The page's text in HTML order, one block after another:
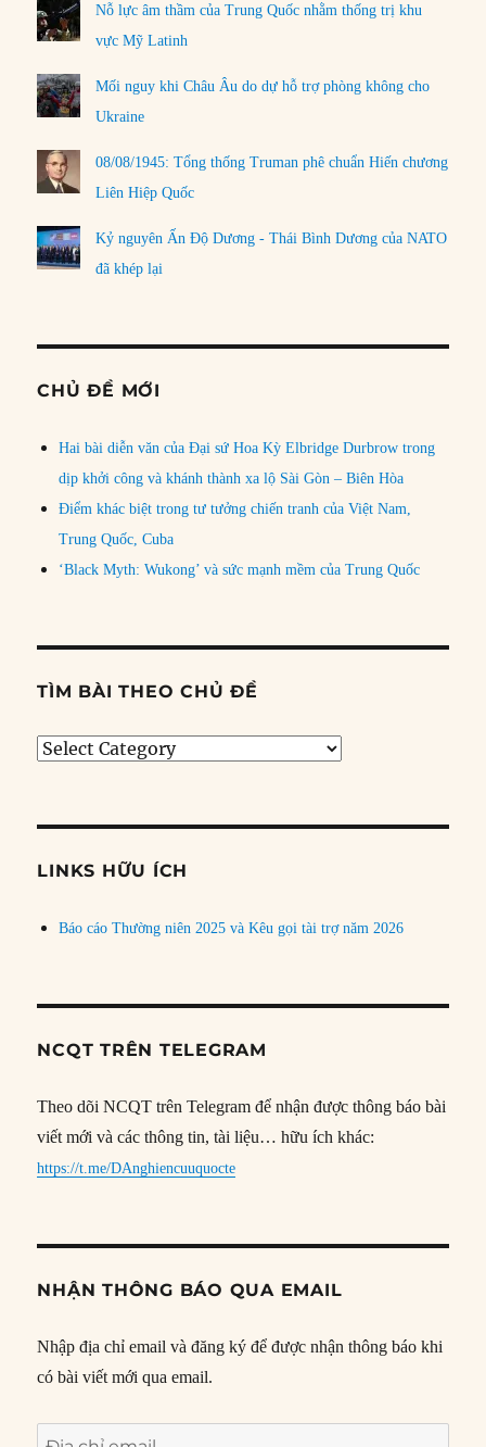
Nỗ lực âm thầm của Trung Quốc nhằm thống trị khu
vực Mỹ Latinh
Mối nguy khi Châu Âu do dự hỗ trợ phòng không cho
Ukraine
08/08/1945: Tổng thống Truman phê chuẩn Hiến chương
Liên Hiệp Quốc
Kỷ nguyên Ấn Độ Dương - Thái Bình Dương của NATO
đã khép lại
CHỦ ĐỀ MỚI
Hai bài diễn văn của Đại sứ Hoa Kỳ Elbridge Durbrow trong
dịp khởi công và khánh thành xa lộ Sài Gòn – Biên Hòa
Điểm khác biệt trong tư tưởng chiến tranh của Việt Nam,
Trung Quốc, Cuba
‘Black Myth: Wukong’ và sức mạnh mềm của Trung Quốc
TÌM BÀI THEO CHỦ ĐỀ
Tìm
đề
LINKS HỮU ÍCH
Báo cáo Thường niên 2025 và Kêu gọi tài trợ năm 2026
NCQT TRÊN TELEGRAM
Theo dõi NCQT trên Telegram để nhận được thông báo bài
viết mới và các thông tin, tài liệu… hữu ích khác:
https://t.me/DAnghiencuuquocte
NHẬN THÔNG BÁO QUA EMAIL
Nhập địa chỉ email và đăng ký để được nhận thông báo khi
có bài viết mới qua email.
Địa